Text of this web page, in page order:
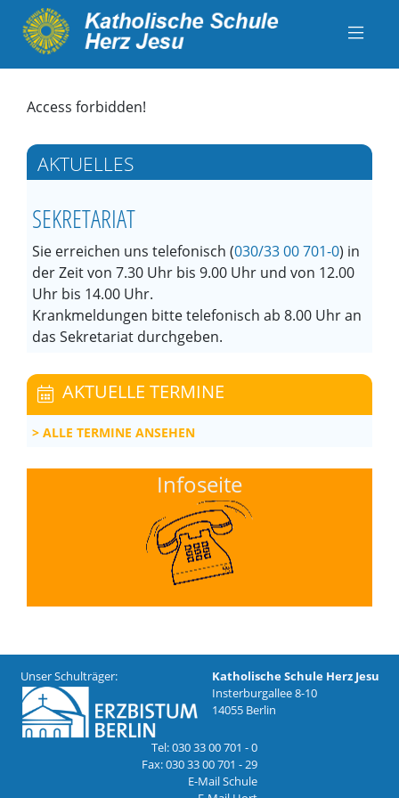
Access forbidden!
AKTUELLES
SEKRETARIAT
Sie erreichen uns telefonisch (030/33 00 701-0) in
der Zeit von 7.30 Uhr bis 9.00 Uhr und von 12.00
Uhr bis 14.00 Uhr.
Krankmeldungen bitte telefonisch ab 8.00 Uhr an
das Sekretariat durchgeben.
AKTUELLE TERMINE
ALLE TERMINE ANSEHEN
Infoseite
Unser Schulträger:
Katholische Schule Herz Jesu
Insterburgallee 8-10
14055 Berlin
Tel: 030 33 00 701 - 0
Fax: 030 33 00 701 - 29
E-Mail Schule